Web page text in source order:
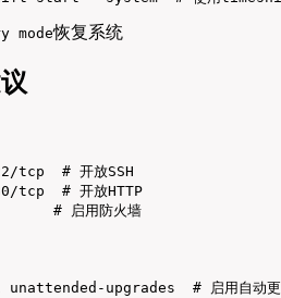
mode恢复系统
tcp  # 开放SSH
tcp  # 开放HTTP
# 启用防火墙
upgrades  # 启用自动更